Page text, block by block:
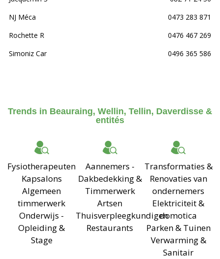
NJ Méca
0473 283 871
Rochette R
0476 467 269
Simoniz Car
0496 365 586
Trends in Beauraing, Wellin, Tellin, Daverdisse &
entités
Fysiotherapeuten
Kapsalons
Algemeen
timmerwerk
Onderwijs -
Opleiding &
Stage
Aannemers -
Dakbedekking &
Timmerwerk
Artsen
Thuisverpleegkundigen
Restaurants
Transformaties &
Renovaties van
ondernemers
Elektriciteit &
domotica
Parken & Tuinen
Verwarming &
Sanitair